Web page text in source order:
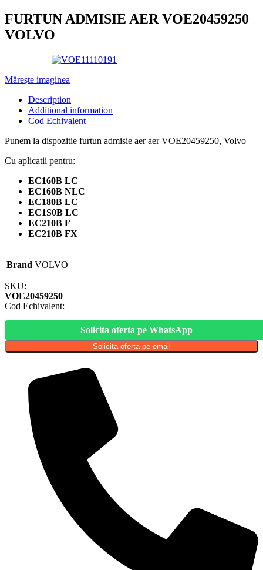
FURTUN ADMISIE AER VOE20459250
VOLVO
Mărește imaginea
Description
Additional information
Cod Echivalent
Punem la dispozitie furtun admisie aer aer VOE20459250, Volvo
Cu aplicatii pentru:
EC160B LC
EC160B NLC
EC180B LC
EC1S0B LC
EC210B F
EC210B FX
Brand VOLVO
SKU:
VOE20459250
Cod Echivalent:
Solicita oferta pe WhatsApp
Solicita oferta pe email